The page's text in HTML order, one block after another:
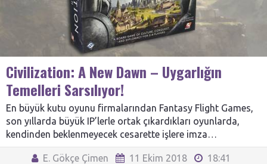
Civilization: A New Dawn – Uygarlığın
Temelleri Sarsılıyor!
En büyük kutu oyunu firmalarından Fantasy Flight Games,
son yıllarda büyük IP’lerle ortak çıkardıkları oyunlarda,
kendinden beklenmeyecek cesarette işlere imza…
E. Gökçe Çimen 11 Ekim 2018 18:41